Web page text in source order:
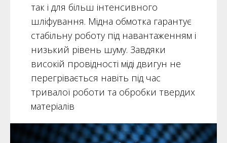
так і для більш інтенсивного
шліфування. Мідна обмотка гарантує
стабільну роботу під навантаженням і
низький рівень шуму. Завдяки
високій провідності міді двигун не
перегрівається навіть під час
тривалої роботи та обробки твердих
матеріалів